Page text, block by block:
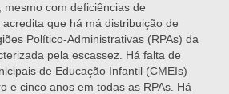
com deficiências de
que há má distribuição de
Político-Administrativas (RPAs) da
pela escassez. Há falta de
de Educação Infantil (CMEIs)
e cinco anos em todas as RPAs. Há